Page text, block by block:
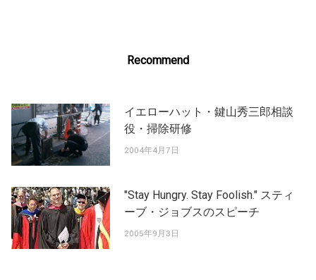
Recommend
イエローハット・鍵山秀三郎相談
役・掃除研修
2004年4月7日
"Stay Hungry. Stay Foolish." スティ
ーブ・ジョブスのスピーチ
2005年9月3日